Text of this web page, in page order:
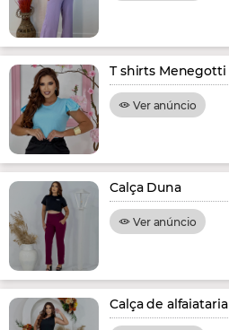
T shirts Menegotti
Ver anúncio
Calça Duna
Ver anúncio
Calça de alfaiataria